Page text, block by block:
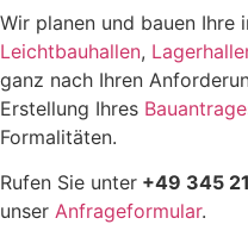
Wir planen und bauen Ihre
Leichtbauhallen,
ganz nach Ihren
Erstellung Ihres
Formalitäten.
Rufen Sie unter +49 345
unser Anfrageformular.